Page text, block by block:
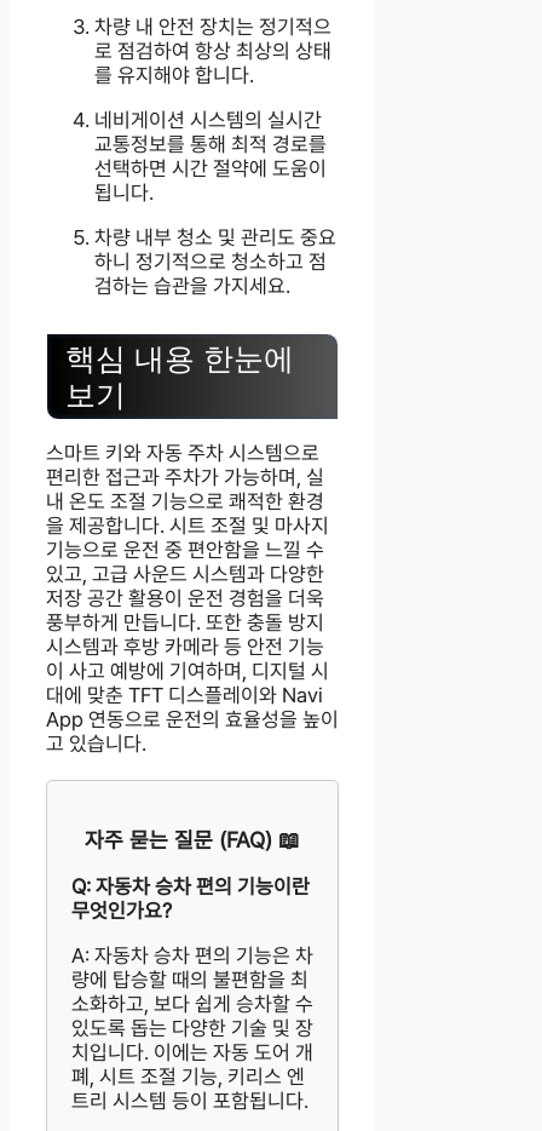
차량 내 안전 장치는 정기적으
로 점검하여 항상 최상의 상태
를 유지해야 합니다.
네비게이션 시스템의 실시간
교통정보를 통해 최적 경로를
선택하면 시간 절약에 도움이
됩니다.
차량 내부 청소 및 관리도 중요
하니 정기적으로 청소하고 점
검하는 습관을 가지세요.
핵심 내용 한눈에
보기
스마트 키와 자동 주차 시스템으로
편리한 접근과 주차가 가능하며, 실
내 온도 조절 기능으로 쾌적한 환경
을 제공합니다. 시트 조절 및 마사지
기능으로 운전 중 편안함을 느낄 수
있고, 고급 사운드 시스템과 다양한
저장 공간 활용이 운전 경험을 더욱
풍부하게 만듭니다. 또한 충돌 방지
시스템과 후방 카메라 등 안전 기능
이 사고 예방에 기여하며, 디지털 시
대에 맞춘 TFT 디스플레이와 Navi
App 연동으로 운전의 효율성을 높이
고 있습니다.
자주 묻는 질문 (FAQ) 📖
Q: 자동차 승차 편의 기능이란
무엇인가요?
A: 자동차 승차 편의 기능은 차
량에 탑승할 때의 불편함을 최
소화하고, 보다 쉽게 승차할 수
있도록 돕는 다양한 기술 및 장
치입니다. 이에는 자동 도어 개
폐, 시트 조절 기능, 키리스 엔
트리 시스템 등이 포함됩니다.